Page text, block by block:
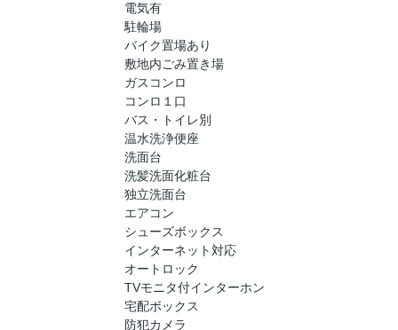
電気有
駐輪場
バイク置場あり
敷地内ごみ置き場
ガスコンロ
コンロ１口
バス・トイレ別
温水洗浄便座
洗面台
洗髪洗面化粧台
独立洗面台
エアコン
シューズボックス
インターネット対応
オートロック
TVモニタ付インターホン
宅配ボックス
防犯カメラ